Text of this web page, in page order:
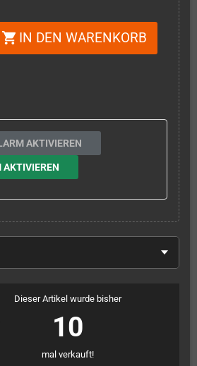
shopping_cart IN DEN WARENKORB
AKTIVIEREN
AKTIVIEREN
Dieser Artikel wurde bisher
10
mal verkauft!